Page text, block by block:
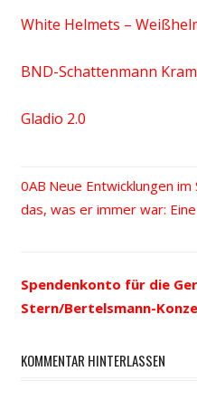
White Helmets –
BND-Schattenmann
Gladio 2.0
Beitrags-
Vorheriger
Beitrag:
Neue Entwicklungen im
das, was er immer war:
Spendenkonto für die
Stern/Bertelsmann-
KOMMENTAR HINTERLASSEN